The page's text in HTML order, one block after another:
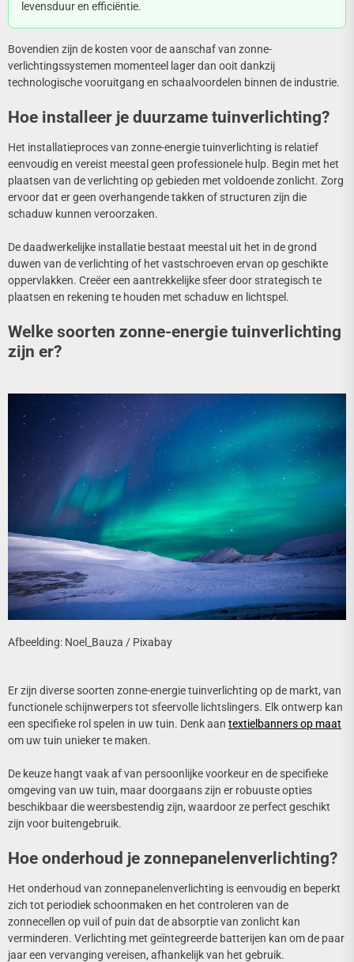
levensduur en efficiëntie.
Bovendien zijn de kosten voor de aanschaf van zonne-
verlichtingssystemen momenteel lager dan ooit dankzij
technologische vooruitgang en schaalvoordelen binnen de industrie.
Hoe installeer je duurzame tuinverlichting?
Het installatieproces van zonne-energie tuinverlichting is relatief
eenvoudig en vereist meestal geen professionele hulp. Begin met het
plaatsen van de verlichting op gebieden met voldoende zonlicht. Zorg
ervoor dat er geen overhangende takken of structuren zijn die
schaduw kunnen veroorzaken.
De daadwerkelijke installatie bestaat meestal uit het in de grond
duwen van de verlichting of het vastschroeven ervan op geschikte
oppervlakken. Creëer een aantrekkelijke sfeer door strategisch te
plaatsen en rekening te houden met schaduw en lichtspel.
Welke soorten zonne-energie tuinverlichting
zijn er?
Afbeelding: Noel_Bauza / Pixabay
Er zijn diverse soorten zonne-energie tuinverlichting op de markt, van
functionele schijnwerpers tot sfeervolle lichtslingers. Elk ontwerp kan
een specifieke rol spelen in uw tuin. Denk aan textielbanners op maat
om uw tuin unieker te maken.
De keuze hangt vaak af van persoonlijke voorkeur en de specifieke
omgeving van uw tuin, maar doorgaans zijn er robuuste opties
beschikbaar die weersbestendig zijn, waardoor ze perfect geschikt
zijn voor buitengebruik.
Hoe onderhoud je zonnepanelenverlichting?
Het onderhoud van zonnepanelenverlichting is eenvoudig en beperkt
zich tot periodiek schoonmaken en het controleren van de
zonnecellen op vuil of puin dat de absorptie van zonlicht kan
verminderen. Verlichting met geïntegreerde batterijen kan om de paar
jaar een vervanging vereisen, afhankelijk van het gebruik.